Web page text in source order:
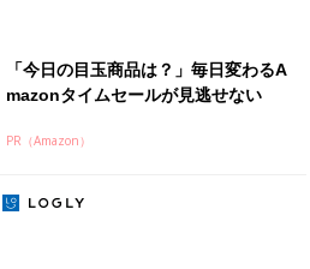
「今日の目玉商品は？」毎日変わるA
mazonタイムセールが見逃せない
PR（Amazon）